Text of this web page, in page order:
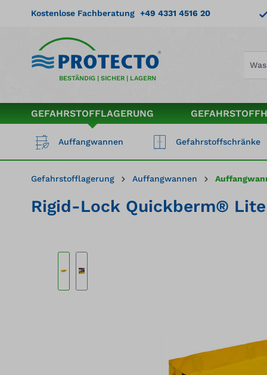
Zur Hauptnavigation springen
Kostenlose Fachberatung +49 4331 4516 20
BESTÄNDIG | SICHER | LAGERN
GEFAHRSTOFFLAGERUNG
Auffangwannen Gefahrstoffschränke
Gefahrstofflagerung Auffangwannen
Rigid-Lock Quickberm®